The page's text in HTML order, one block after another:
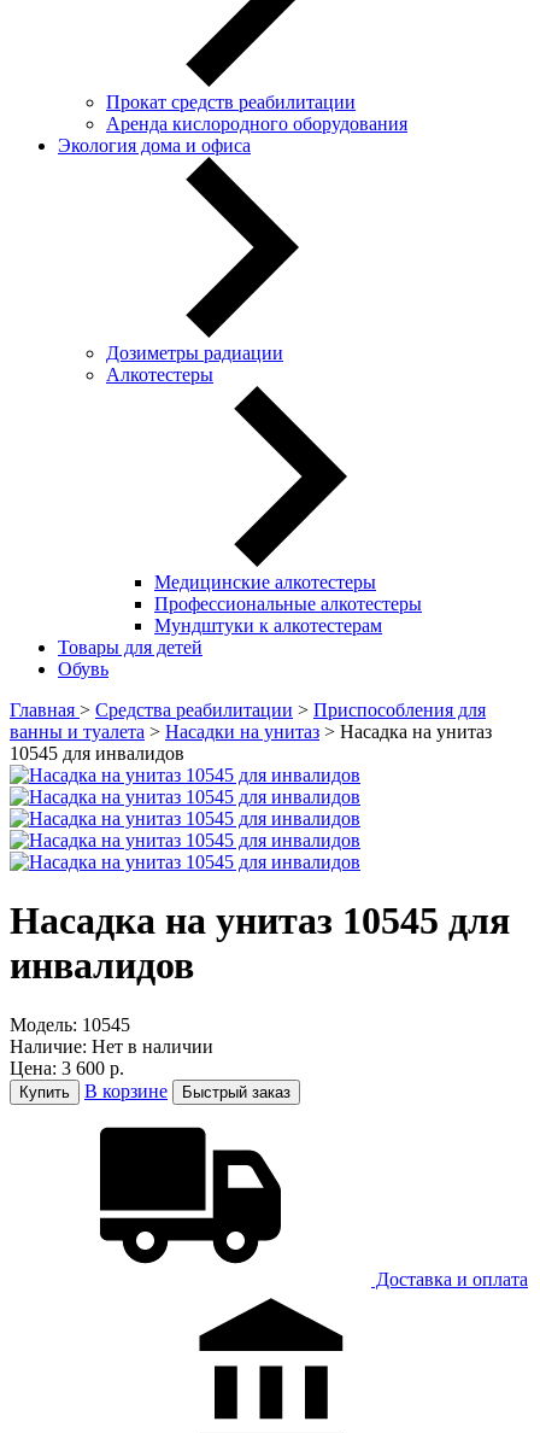
Прокат средств реабилитации
Аренда кислородного оборудования
Экология дома и офиса
Дозиметры радиации
Алкотестеры
Медицинские алкотестеры
Профессиональные алкотестеры
Мундштуки к алкотестерам
Товары для детей
Обувь
Главная > Средства реабилитации > Приспособления для
ванны и туалета > Насадки на унитаз > Насадка на унитаз
10545 для инвалидов
Насадка на унитаз 10545 для
инвалидов
Модель: 10545
Наличие: Нет в наличии
Цена: 3 600 р.
Купить В корзине Быстрый заказ
Доставка и оплатa